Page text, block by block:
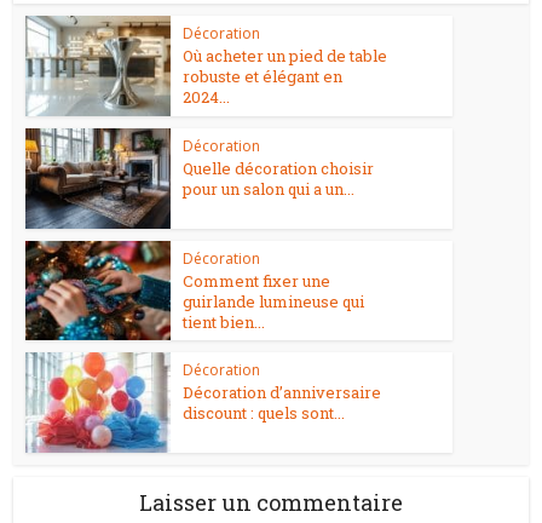
Décoration
Où acheter un pied de table
robuste et élégant en
2024...
Décoration
Quelle décoration choisir
pour un salon qui a un...
Décoration
Comment fixer une
guirlande lumineuse qui
tient bien...
Décoration
Décoration d’anniversaire
discount : quels sont...
Laisser un commentaire